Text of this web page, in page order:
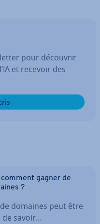
pour découvrir
et recevoir des
gagner de
?
domaines peut être
savoir…